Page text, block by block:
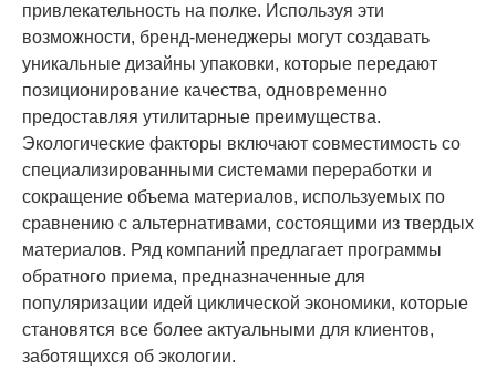
привлекательность на полке. Используя эти
возможности, бренд-менеджеры могут создавать
уникальные дизайны упаковки, которые передают
позиционирование качества, одновременно
предоставляя утилитарные преимущества.
Экологические факторы включают совместимость со
специализированными системами переработки и
сокращение объема материалов, используемых по
сравнению с альтернативами, состоящими из твердых
материалов. Ряд компаний предлагает программы
обратного приема, предназначенные для
популяризации идей циклической экономики, которые
становятся все более актуальными для клиентов,
заботящихся об экологии.